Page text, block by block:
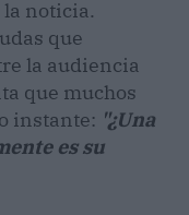
noticia.
que
la audiencia
que muchos
instante: "¿Una
es su